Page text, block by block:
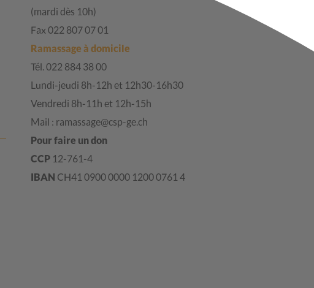
(mardi dès 10h)
Fax 022 807 07 01
Ramassage à domicile
Tél. 022 884 38 00
Lundi-jeudi 8h-12h et 12h30-16h30
Vendredi 8h-11h et 12h-15h
Mail : ramassage@csp-ge.ch
Pour faire un don
CCP12-761-4
IBAN CH41 0900 0000 1200 0761 4